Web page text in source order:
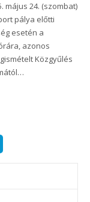
május 24. (szombat)
pálya előtti
esetén a
azonos
Közgyűlés